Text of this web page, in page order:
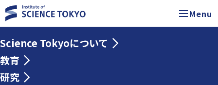
Menu
Science Tokyoについて
教育
研究